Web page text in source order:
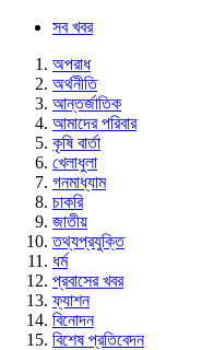
সব খবর
অপরাধ
অর্থনীতি
আন্তর্জাতিক
আমাদের পরিবার
কৃষি বার্তা
খেলাধুলা
গনমাধ্যাম
চাকরি
জাতীয়
তথ্যপ্রযুক্তি
ধর্ম
প্রবাসের খবর
ফ্যাশন
বিনোদন
বিশেষ প্রতিবেদন